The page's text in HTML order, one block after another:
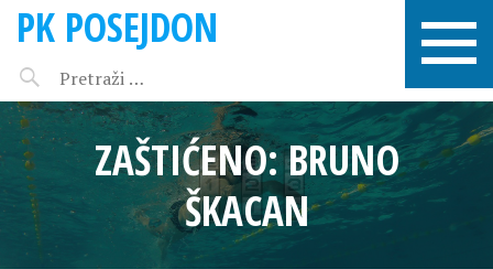
PK POSEJDON
ZAŠTIĆENO: BRUNO
ŠKACAN